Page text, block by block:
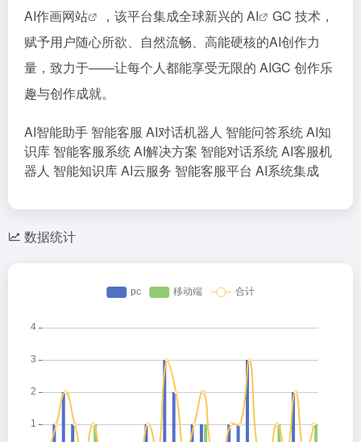
AI作画网站
，该平台集成全球新兴的 AI
GC 技术，
赋予用户随心所欲、自然流畅、高能硬核的AI创作力
量，致力于——让每个人都能享受无限的 AIGC 创作乐
趣与创作成就。
AI智能助手 智能客服 AI对话机器人 智能问答系统AI知
识库 智能客服系统AI解决方案 智能对话系统AI客服机
器人 智能知识库AI云服务 智能客服平台 AI系统集成
数据统计